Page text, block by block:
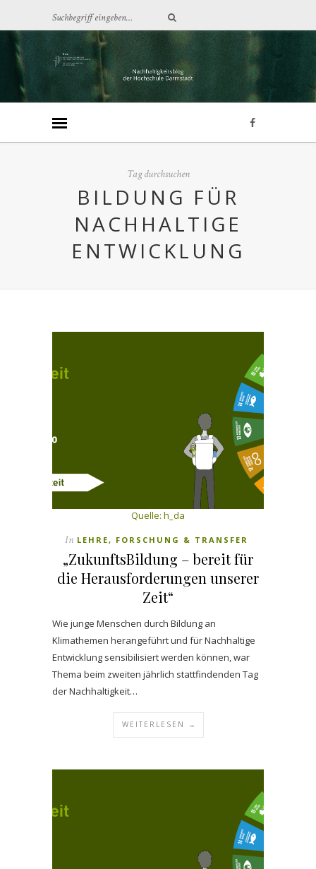
Tag durchsuchen
BILDUNG FÜR
NACHHALTIGE
ENTWICKLUNG
Quelle: h_da
In LEHRE, FORSCHUNG & TRANSFER
„ZukunftsBildung – bereit für
die Herausforderungen unserer
Zeit“
Wie junge Menschen durch Bildung an
Klimathemen herangeführt und für Nachhaltige
Entwicklung sensibilisiert werden können, war
Thema beim zweiten jährlich stattfindenden Tag
der Nachhaltigkeit…
WEITERLESEN →